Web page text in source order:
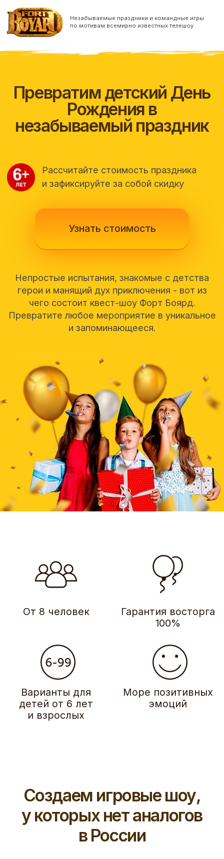
Незабываемые праздники и командные игры
по мотивам всемирно известных телешоу
незабываемый праздник
Рассчитайте стоимость праздника
и зафиксируйте за собой скидку
герои и манящий дух приключения - вот из
чего состоит квест-шоу Форт Боярд.
Превратите любое мероприятие в уникальное
и запоминающееся.
От 8 человек Гарантия восторга
100%
Варианты для
детей от 6 лет
и взрослых
Море позитивных
эмоций
Создаем игровые шоу,
у которых нет аналогов